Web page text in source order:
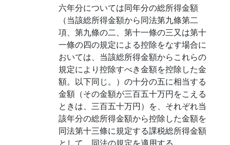
六年分については同年分の総所得金額
（当該総所得金額から同法第九條第二
項、第九條の二、第十一條の三又は第十
一條の四の規定による控除をなす場合に
おいては、当該総所得金額からこれらの
規定により控除すべき金額を控除した金
額。以下同じ。）の十分の五に相当する
金額（その金額が三百五十万円をこえる
ときは、三百五十万円）を、それぞれ当
該年分の総所得金額から控除した金額を
同法第十三條に規定する課税総所得金額